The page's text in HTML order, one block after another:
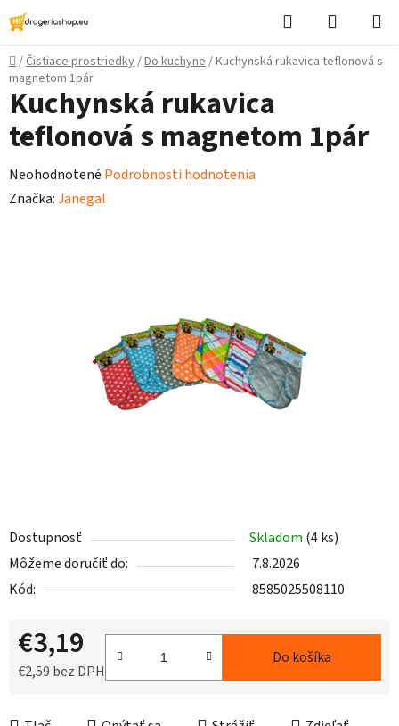
Prejsť
na
obsah
Hľadať
košík
Domov
/Čistiace prostriedky/Do kuchyne/Kuchynská rukavica teflonová s
magnetom 1pár
Dostupnosť Skladom (4 ks)
Môžeme doručiť do:
7.8.2026
Kód:
8585025508110
€3,19
€2,59 bez DPH
Do košíka
Kuchynská rukavica
teflonová s magnetom 1pár
Priemerné
hodnotenie
Neohodnotené Podrobnosti hodnotenia
Značka:Janegal